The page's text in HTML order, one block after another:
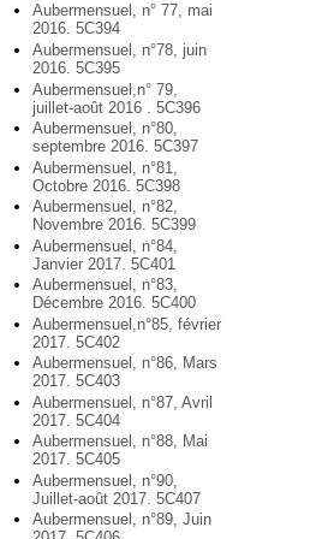
Aubermensuel, n° 77, mai
2016. 5C394
Aubermensuel, n°78, juin
2016. 5C395
Aubermensuel,n° 79,
juillet-août 2016 . 5C396
Aubermensuel, n°80,
septembre 2016. 5C397
Aubermensuel, n°81,
Octobre 2016. 5C398
Aubermensuel, n°82,
Novembre 2016. 5C399
Aubermensuel, n°84,
Janvier 2017. 5C401
Aubermensuel, n°83,
Décembre 2016. 5C400
Aubermensuel,n°85, février
2017. 5C402
Aubermensuel, n°86, Mars
2017. 5C403
Aubermensuel, n°87, Avril
2017. 5C404
Aubermensuel, n°88, Mai
2017. 5C405
Aubermensuel, n°90,
Juillet-août 2017. 5C407
Aubermensuel, n°89, Juin